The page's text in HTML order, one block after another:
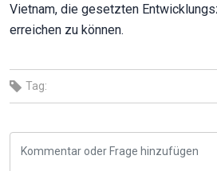
Vietnam, die gesetzten
erreichen zu können.
Tag: